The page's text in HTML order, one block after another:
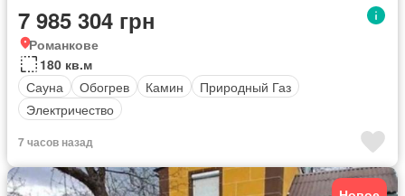
7 985 304 грн
Романкове
180 кв.м
Сауна
Обогрев Камин
Природный Газ
Электричество
7 часов назад